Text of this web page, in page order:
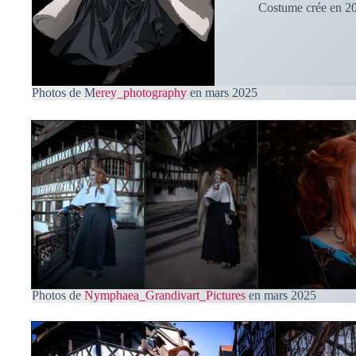
Costume crée en
Photos de Merey_photography en mars 2025
Photos de Nymphaea_Grandivart_Pictures en mars 2025